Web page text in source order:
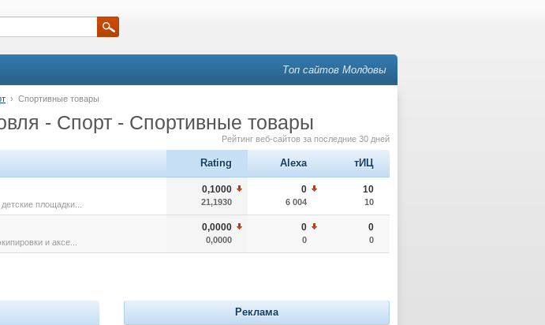
Топ сайтов Молдовы
› Спортивные товары
- Спорт - Спортивные товары
Рейтинг веб-сайтов за последние 30 дней
Rating Alexa тИЦ
площадки...
0,1000
21,1930
0
6 004
10
10
и аксе...
0,0000
0,0000
0
0
0
0
Реклама